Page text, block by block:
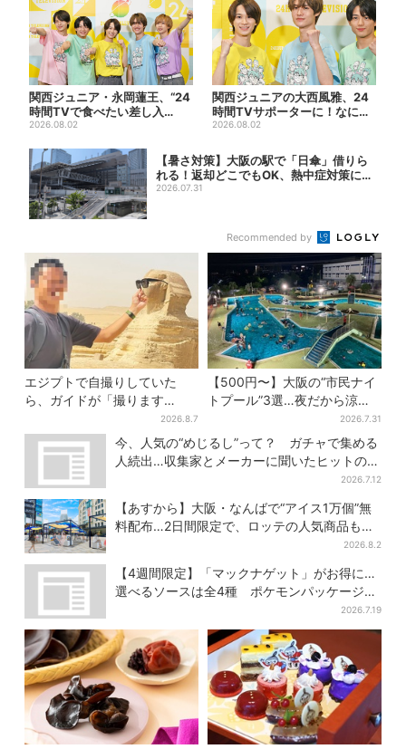
関西ジュニア・永岡蓮王、“24
時間TVで食べたい差し入
れ”は？「キッチンカーが良...
2026.08.02
関西ジュニアの大西風雅、24
時間TVサポーターに！なにわ
男子・藤原丈一郎からの応...
2026.08.02
【暑さ対策】大阪の駅で「日傘」借りら
れる！返却どこでもOK、熱中症対策にシ
ェアサ...
2026.07.31
Recommended by
エジプトで自撮りしていた
ら、ガイドが「撮ります
よ！」→ノリノリでポーズを
取っていたら…… 海外旅行
でのトラブル防止策を
2026.8.7
【500円〜】大阪の“市民ナイ
トプール”3選…夜だから涼し
2026.7.31
今、人気の“めじるし”って？ ガチャで集める
人続出…収集家とメーカーに聞いたヒットの背
2026.7.12
【あすから】大阪・なんばで“アイス1万個”無
料配布…2日間限定で、ロッテの人気商品もら
2026.8.2
【4週間限定】「マックナゲット」がお得に…
選べるソースは全4種 ポケモンパッケージは
2026.7.19